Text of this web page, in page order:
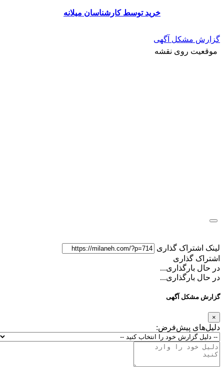
خرید توسط کارشناسان میلانه
گزارش مشکل آگهی
موقعیت روی نقشه
لینک اشتراک گذاری
اشتراک گذاری
در حال بارگذاری...
در حال بارگذاری...
گزارش مشکل آگهی
×
دلیل‌های پیش‌فرض: